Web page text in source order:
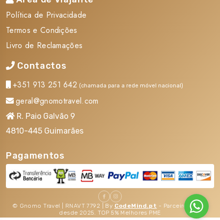
Serviços Não Incluídos
Gratificações gerais obrigatórias pagas no destino:
Gratificações gerais obrigatórias pagas no destino: 40€
por pessoa (exclui guias e bagageiros nos hotéis)
Gastos e extras pessoais Gastos e extras pessoais
Visto Turístico Visto Turístico
Tudo o que não esteja mencionado como incluído
Despesas de reserva Despesas de reserva
Partida Domingo
2024-01-07 a 2026-10-25
Política de Privacidade
Termos e Condições
Livro de Reclamações
Contactos
+351 913 251 642 (chamada para a rede móvel nacional)
geral@gnomotravel.com
R. Paio Galvão 9
4810-445 Guimarães
Pagamentos
© Gnomo Travel | RNAVT 7792 | By CodeMind.pt - Parceiro Digital
desde 2025. TOP 5% Melhores PME